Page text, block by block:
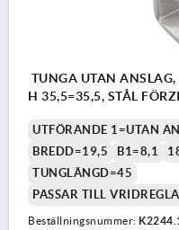
TUNGA UTAN
H 35,5=35,5, STÅL
UTFÖRANDE 1=UTAN
BREDD=19,5
B1=8,1
TUNGLÄNGD=45
PASSAR TILL
Beställningsnummer: